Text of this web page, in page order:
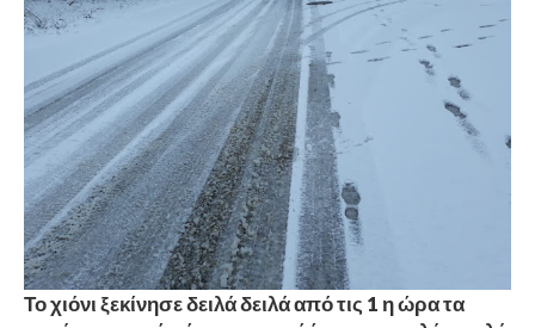
Το χιόνι ξεκίνησε δειλά δειλά από τις 1 η ώρα τα